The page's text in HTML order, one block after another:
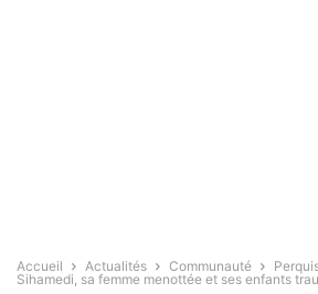
Accueil Actualités Communauté
Sihamedi, sa femme menottée et ses enfants